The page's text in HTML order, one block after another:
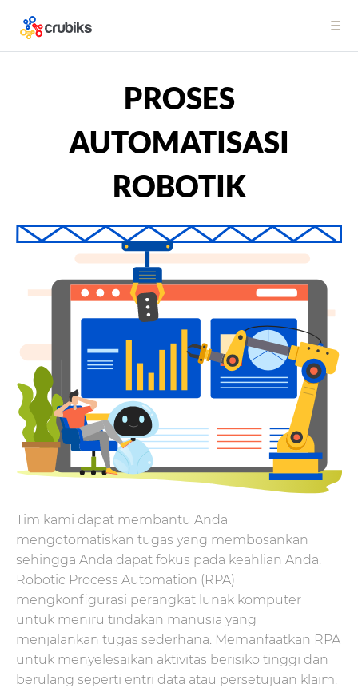
☰
Tim kami dapat membantu Anda
mengotomatiskan tugas yang membosankan
sehingga Anda dapat fokus pada keahlian Anda.
Robotic Process Automation (RPA)
mengkonfigurasi perangkat lunak komputer
untuk meniru tindakan manusia yang
menjalankan tugas sederhana. Memanfaatkan RPA
untuk menyelesaikan aktivitas berisiko tinggi dan
berulang seperti entri data atau persetujuan klaim.
PROSES
AUTOMATISASI
ROBOTIK